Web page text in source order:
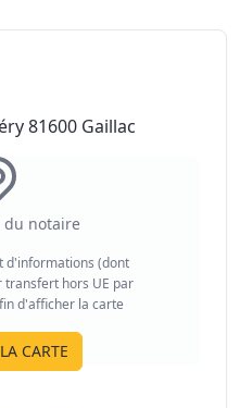
81600 Gaillac
du notaire
d'informations (dont
transfert hors UE par
d'afficher la carte
CARTE